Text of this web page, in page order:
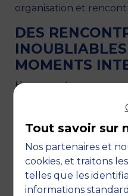
organisation et
DES
MOMENTS
Hanna partage ses
Coupe du
préparer les centres
« Même en
parler avec des
ces moments-là qui
Tout savoir sur
Nos partenaires et
cookies, et traitons
telles que les
informations